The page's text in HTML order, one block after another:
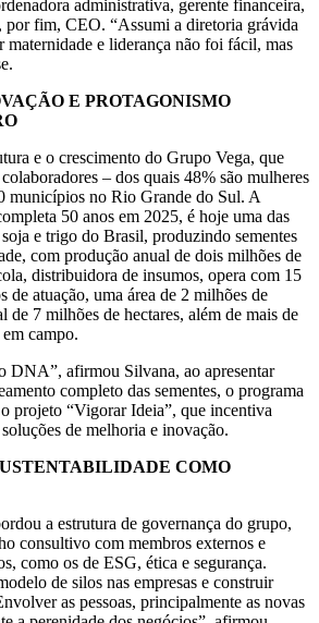
administrativa, gerente financeira,
por fim, CEO. “Assumi a diretoria grávida
maternidade e liderança não foi fácil, mas
E PROTAGONISMO
e o crescimento do Grupo Vega, que
– dos quais 48% são mulheres
municípios no Rio Grande do Sul. A
50 anos em 2025, é hoje uma das
e trigo do Brasil, produzindo sementes
com produção anual de dois milhões de
distribuidora de insumos, opera com 15
atuação, uma área de 2 milhões de
de 7 milhões de hectares, além de mais de
campo.
DNA”, afirmou Silvana, ao apresentar
completo das sementes, o programa
projeto “Vigorar Ideia”, que incentiva
de melhoria e inovação.
COMO
a estrutura de governança do grupo,
consultivo com membros externos e
como os de ESG, ética e segurança.
de silos nas empresas e construir
as pessoas, principalmente as novas